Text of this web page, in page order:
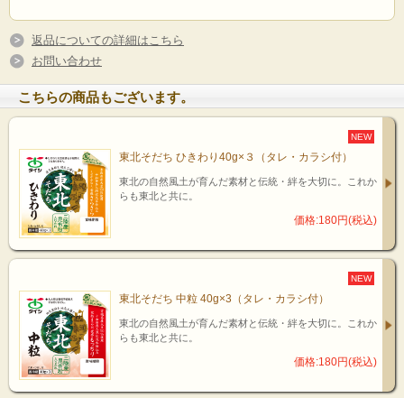
返品についての詳細はこちら
お問い合わせ
こちらの商品もございます。
NEW
東北そだち ひきわり40g×３（タレ・カラシ付）
東北の自然風土が育んだ素材と伝統・絆を大切に。これか
らも東北と共に。
価格:180円(税込)
NEW
東北そだち 中粒 40g×3（タレ・カラシ付）
東北の自然風土が育んだ素材と伝統・絆を大切に。これか
らも東北と共に。
価格:180円(税込)